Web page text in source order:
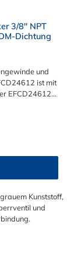
3/8" NPT
Dichtung
und
ist mit
EFCD24612
der EFC12-